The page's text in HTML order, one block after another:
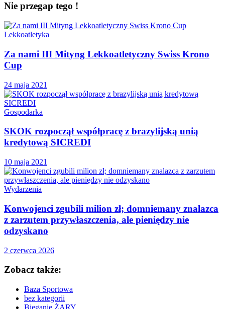
Nie przegap tego !
Lekkoatletyka
Za nami III Mityng Lekkoatletyczny Swiss Krono
Cup
24 maja 2021
Gospodarka
SKOK rozpoczął współpracę z brazylijską unią
kredytową SICREDI
10 maja 2021
Wydarzenia
Konwojenci zgubili milion zł; domniemany znalazca
z zarzutem przywłaszczenia, ale pieniędzy nie
odzyskano
2 czerwca 2026
Zobacz także:
Baza Sportowa
bez kategorii
Bieganie ŻARY